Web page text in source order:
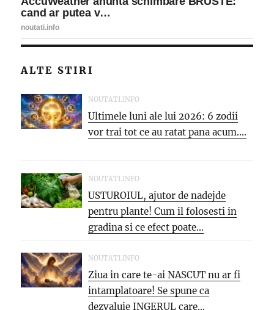
ALTE STIRI
NOUTATI.INFO
Ultimele luni ale lui 2026: 6 zodii
vor trai tot ce au ratat pana acum....
NOUTATI.INFO
USTUROIUL, ajutor de nadejde
pentru plante! Cum il folosesti in
gradina si ce efect poate...
NOUTATI.INFO
Ziua in care te-ai NASCUT nu ar fi
intamplatoare! Se spune ca
dezvaluie INGERUL care...